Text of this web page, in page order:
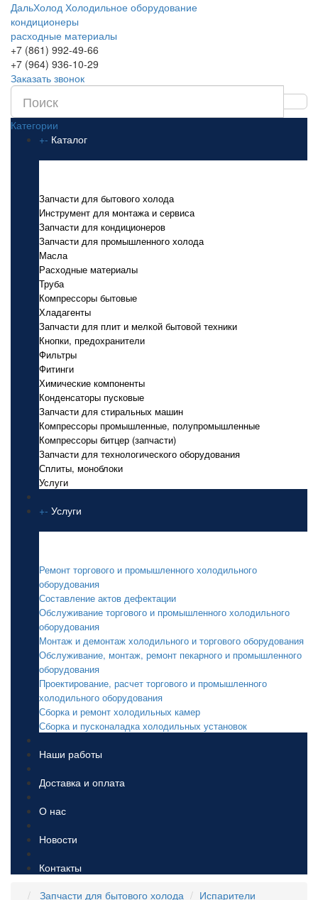
ДальХолод Холодильное оборудование
кондиционеры
расходные материалы
+7 (861) 992-49-66
+7 (964) 936-10-29
Заказать звонок
Категории
+- Каталог
Запчасти для бытового холода
Инструмент для монтажа и сервиса
Запчасти для кондиционеров
Запчасти для промышленного холода
Масла
Расходные материалы
Труба
Компрессоры бытовые
Хладагенты
Запчасти для плит и мелкой бытовой техники
Кнопки, предохранители
Фильтры
Фитинги
Химические компоненты
Конденсаторы пусковые
Запчасти для стиральных машин
Компрессоры промышленные, полупромышленные
Компрессоры битцер (запчасти)
Запчасти для технологического оборудования
Сплиты, моноблоки
Услуги
+- Услуги
Ремонт торгового и промышленного холодильного
оборудования
Составление актов дефектации
Обслуживание торгового и промышленного холодильного
оборудования
Монтаж и демонтаж холодильного и торгового оборудования
Обслуживание, монтаж, ремонт пекарного и промышленного
оборудования
Проектирование, расчет торгового и промышленного
холодильного оборудования
Сборка и ремонт холодильных камер
Сборка и пусконаладка холодильных установок
Наши работы
Доставка и оплата
О нас
Новости
Контакты
Запчасти для бытового холода
Испарители